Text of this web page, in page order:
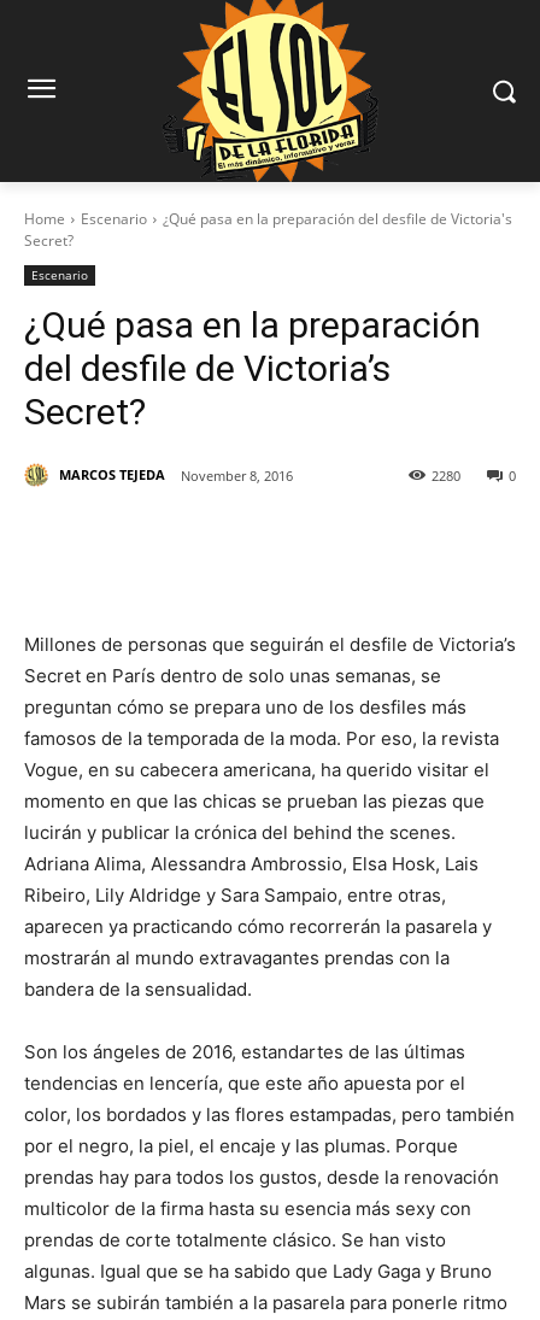
Home Escenario
¿Qué pasa en la preparación del desfile de Victoria's
Secret?
Escenario
¿Qué pasa en la preparación
del desfile de Victoria’s
Secret?
MARCOS TEJEDA November 8, 2016 0
2280
Millones de personas que seguirán el desfile de Victoria’s
Secret en París dentro de solo unas semanas, se
preguntan cómo se prepara uno de los desfiles más
famosos de la temporada de la moda. Por eso, la revista
Vogue, en su cabecera americana, ha querido visitar el
momento en que las chicas se prueban las piezas que
lucirán y publicar la crónica del behind the scenes.
Adriana Alima, Alessandra Ambrossio, Elsa Hosk, Lais
Ribeiro, Lily Aldridge y Sara Sampaio, entre otras,
aparecen ya practicando cómo recorrerán la pasarela y
mostrarán al mundo extravagantes prendas con la
bandera de la sensualidad.
Son los ángeles de 2016, estandartes de las últimas
tendencias en lencería, que este año apuesta por el
color, los bordados y las flores estampadas, pero también
por el negro, la piel, el encaje y las plumas. Porque
prendas hay para todos los gustos, desde la renovación
multicolor de la firma hasta su esencia más sexy con
prendas de corte totalmente clásico. Se han visto
algunas. Igual que se ha sabido que Lady Gaga y Bruno
Mars se subirán también a la pasarela para ponerle ritmo